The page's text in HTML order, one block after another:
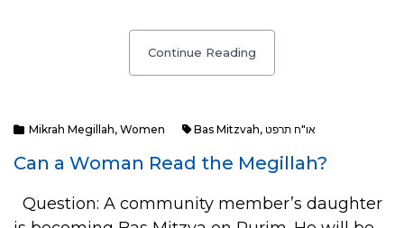
Continue Reading
Mikrah Megillah, Women Bas Mitzvah, או"ח תרפט
Can a Woman Read the Megillah?
Question: A community member’s daughter